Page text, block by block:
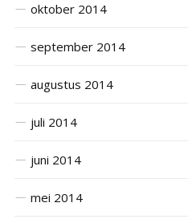
oktober 2014
september 2014
augustus 2014
juli 2014
juni 2014
mei 2014